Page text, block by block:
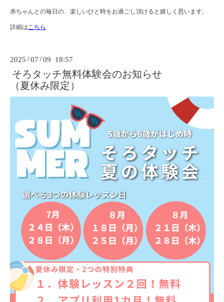
赤ちゃんとの毎日の、楽しいひと時をお過ごし頂けると嬉しく思います。
詳細は こちら
2025 /07 /09 18:57
そろタッチ無料体験会のお知らせ
（夏休み限定）